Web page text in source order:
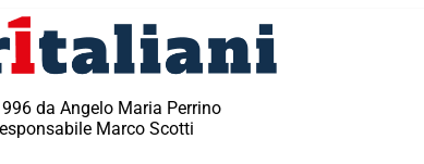
da Angelo Maria Perrino
Marco Scotti